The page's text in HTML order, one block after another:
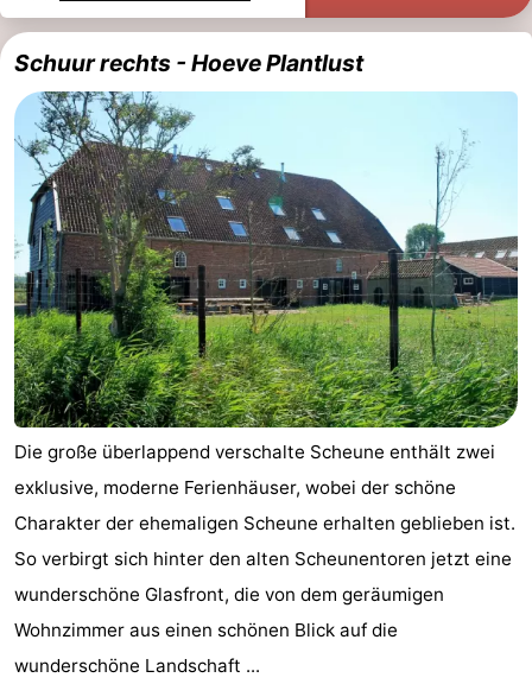
Schuur rechts - Hoeve Plantlust
Die große überlappend verschalte Scheune enthält zwei
exklusive, moderne Ferienhäuser, wobei der schöne
Charakter der ehemaligen Scheune erhalten geblieben ist.
So verbirgt sich hinter den alten Scheunentoren jetzt eine
wunderschöne Glasfront, die von dem geräumigen
Wohnzimmer aus einen schönen Blick auf die
wunderschöne Landschaft ...